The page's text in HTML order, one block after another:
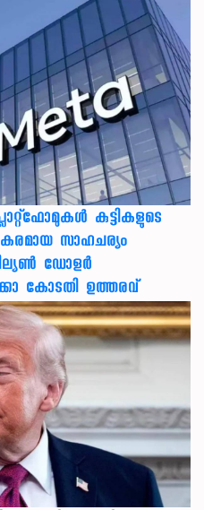
കുട്ടികളുടെ
സാഹചര്യം
ഡോളര്‍
കോടതി ഉത്തരവ്